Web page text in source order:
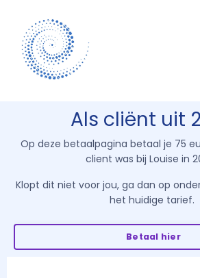
Als cliënt uit
Op deze betaalpagina betaal je 75
client was bij Louise in
Klopt dit niet voor jou, ga dan op
het huidige tarief.
Betaal hier